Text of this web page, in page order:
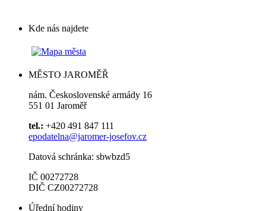
Kde nás najdete
MĚSTO JAROMĚŘ
nám. Československé armády 16
551 01 Jaroměř
tel.: +420 491 847 111
epodatelna@jaromer-josefov.cz
Datová schránka: sbwbzd5
IČ 00272728
DIČ CZ00272728
Úřední hodiny